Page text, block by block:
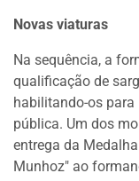
Novas viaturas
Na sequência, a
qualificação de
habilitando-os
pública. Um dos
entrega da
Munhoz" ao